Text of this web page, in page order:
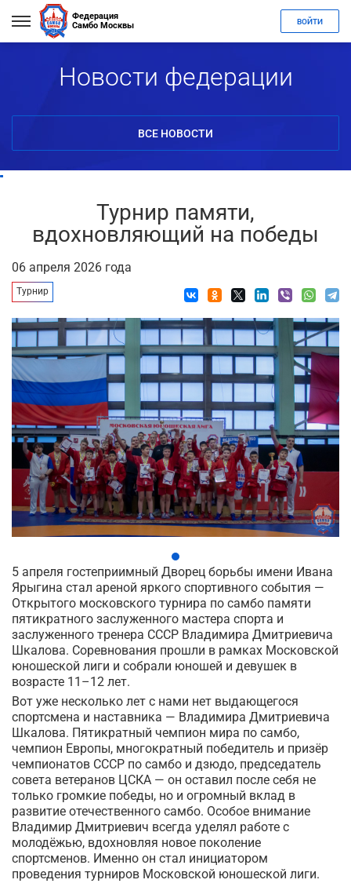
Федерация
Самбо Москвы
ВОЙТИ
Новости федерации
ВСЕ НОВОСТИ
Турнир памяти,
вдохновляющий на победы
06 апреля 2026 года
Турнир
5 апреля гостеприимный Дворец борьбы имени Ивана
Ярыгина стал ареной яркого спортивного события —
Открытого московского турнира по самбо памяти
пятикратного заслуженного мастера спорта и
заслуженного тренера СССР Владимира Дмитриевича
Шкалова. Соревнования прошли в рамках Московской
юношеской лиги и собрали юношей и девушек в
возрасте 11–12 лет.
Вот уже несколько лет с нами нет выдающегося
спортсмена и наставника — Владимира Дмитриевича
Шкалова. Пятикратный чемпион мира по самбо,
чемпион Европы, многократный победитель и призёр
чемпионатов СССР по самбо и дзюдо, председатель
совета ветеранов ЦСКА — он оставил после себя не
только громкие победы, но и огромный вклад в
развитие отечественного самбо. Особое внимание
Владимир Дмитриевич всегда уделял работе с
молодёжью, вдохновляя новое поколение
спортсменов. Именно он стал инициатором
проведения турниров Московской юношеской лиги.